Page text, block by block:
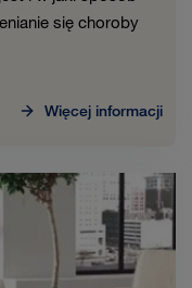
się choroby
Więcej informacji